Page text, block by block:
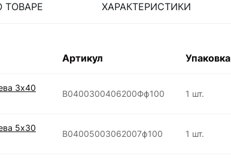
ТОВАРЕ ХАРАКТЕРИСТИКИ
Артикул Упаковка
3х40
B0400300406200Фф100 1 шт.
5х30
B04005003062007ф100 1 шт.